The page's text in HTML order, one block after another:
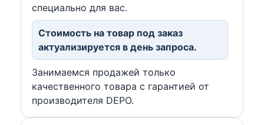
специально для вас.
Стоимость на товар под заказ
актуализируется в день запроса.
Занимаемся продажей только
качественного товара с гарантией от
производителя DEPO.